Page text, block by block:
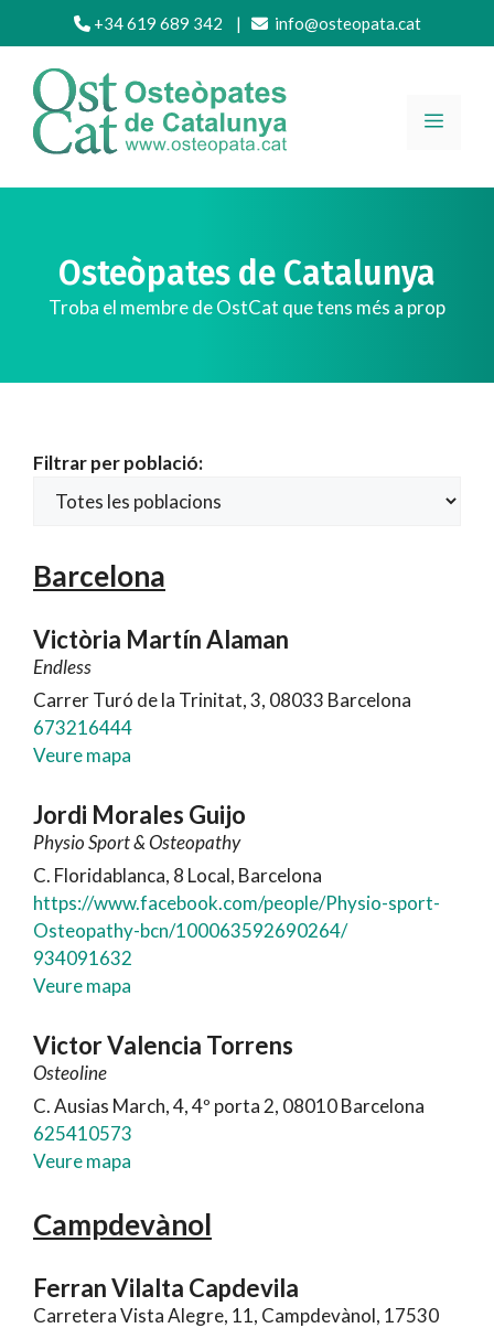
contingut
+34 619 689 342 | info@osteopata.cat
MENÚ
Osteòpates de Catalunya
Troba el membre de OstCat que tens més a prop
Filtrar per població:
Barcelona
Victòria Martín Alaman
Endless
Carrer Turó de la Trinitat, 3, 08033 Barcelona
673216444
Veure mapa
Jordi Morales Guijo
Physio Sport & Osteopathy
C. Floridablanca, 8 Local, Barcelona
https://www.facebook.com/people/Physio-sport-
Osteopathy-bcn/100063592690264/
934091632
Veure mapa
Victor Valencia Torrens
Osteoline
C. Ausias March, 4, 4º porta 2, 08010 Barcelona
625410573
Veure mapa
Campdevànol
Ferran Vilalta Capdevila
Carretera Vista Alegre, 11, Campdevànol, 17530